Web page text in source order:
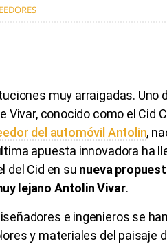
muy arraigadas. Uno
Vivar, conocido como el Cid
del automóvil Antolin,
apuesta innovadora ha
del Cid en su nueva
lejano Antolin Vivar.
e ingenieros se
y materiales del paisaje